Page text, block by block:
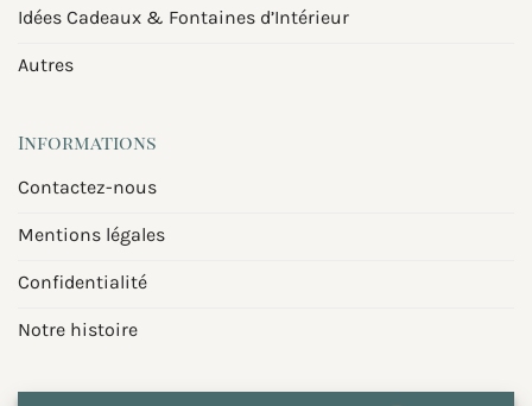
Idées Cadeaux & Fontaines d’Intérieur
Autres
Informations
Contactez-nous
Mentions légales
Confidentialité
Notre histoire